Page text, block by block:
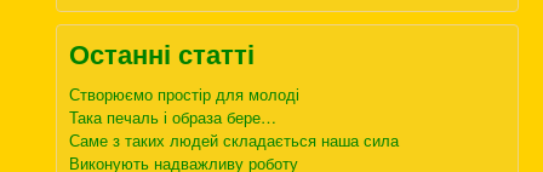
Останні статті
Створюємо простір для молоді
Така печаль і образа бере…
Саме з таких людей складається наша сила
Виконують надважливу роботу